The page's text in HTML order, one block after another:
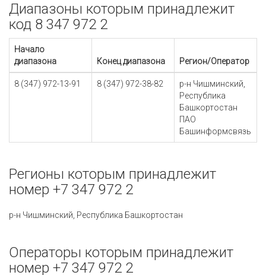
Диапазоны которым принадлежит
код 8 347 972 2
Начало
диапазона
Конец диапазона Регион/Оператор
8 (347) 972-13-91 8 (347) 972-38-82
р-н Чишминский,
Республика
Башкортостан
ПАО
Башинформсвязь
Регионы которым принадлежит
номер +7 347 972 2
р-н Чишминский, Республика Башкортостан
Операторы которым принадлежит
номер +7 347 972 2